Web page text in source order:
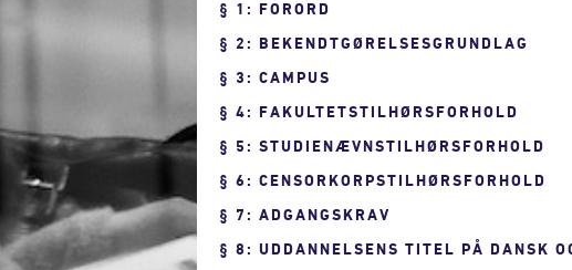
1: FORORD
2: BEKENDTGØRELSESGRUNDLAG
3: CAMPUS
4: FAKULTETSTILHØRSFORHOLD
5: STUDIENÆVNSTILHØRSFORHOLD
6: CENSORKORPSTILHØRSFORHOLD
7: ADGANGSKRAV
8: UDDANNELSENS TITEL PÅ DANSK